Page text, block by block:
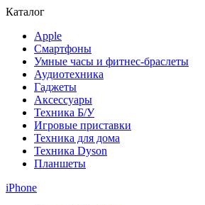
Каталог
Apple
Смартфоны
Умные часы и фитнес-браслеты
Аудиотехника
Гаджеты
Аксессуары
Техника Б/У
Игровые приставки
Техника для дома
Техника Dyson
Планшеты
iPhone